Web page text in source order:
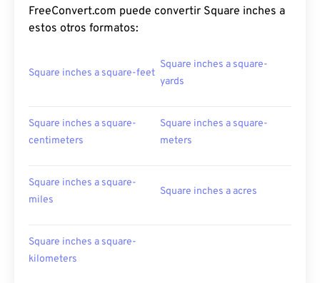
FreeConvert.com puede convertir Square inches a
estos otros formatos:
Square inches a square-feet
Square inches a square-
yards
Square inches a square-
centimeters
Square inches a square-
meters
Square inches a square-
miles
Square inches a acres
Square inches a square-
kilometers